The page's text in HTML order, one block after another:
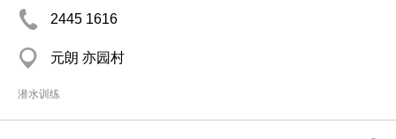
2445 1616
元朗 亦园村
潜水训练